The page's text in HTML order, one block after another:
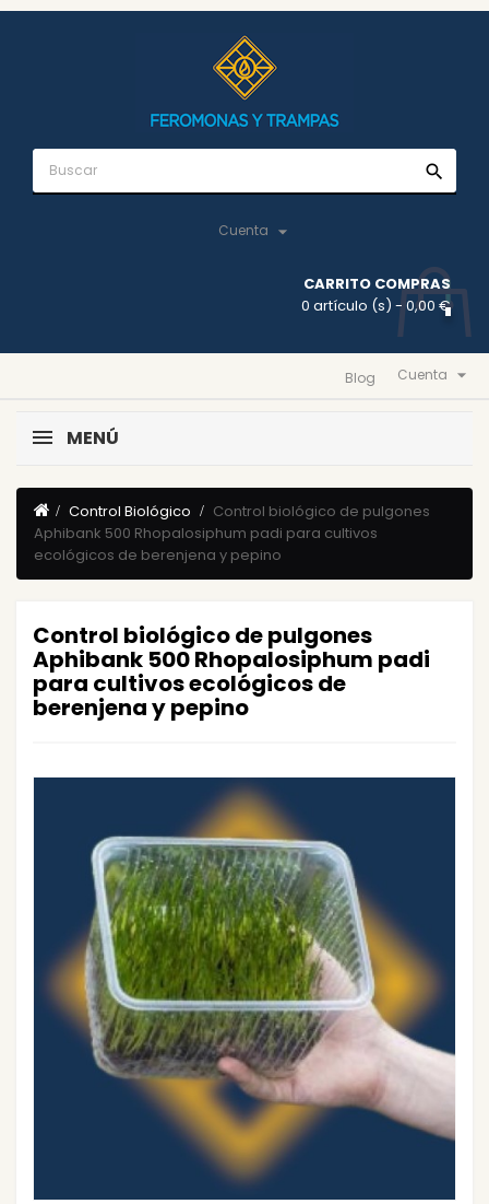
search
Cuenta 
CARRITO COMPRAS
0 artículo (s) - 0,00 €
Cuenta 
Blog
MENÚ
Control Biológico
Control biológico de pulgones
Aphibank 500 Rhopalosiphum padi para cultivos
ecológicos de berenjena y pepino
Control biológico de pulgones
Aphibank 500 Rhopalosiphum padi
para cultivos ecológicos de
berenjena y pepino